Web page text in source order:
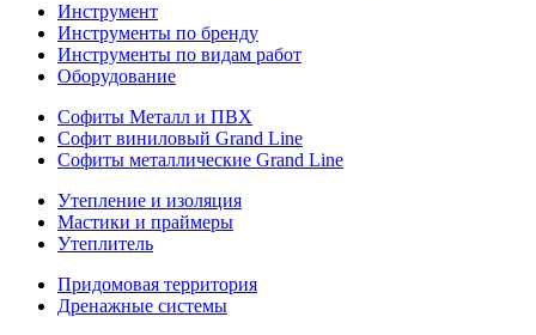
Инструмент
Инструменты по бренду
Инструменты по видам работ
Оборудование
Софиты Металл и ПВХ
Софит виниловый Grand Line
Софиты металлические Grand Line
Утепление и изоляция
Мастики и праймеры
Утеплитель
Придомовая территория
Дренажные системы